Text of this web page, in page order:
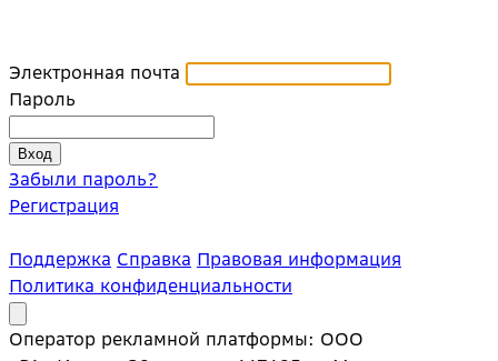
Электронная почта
Пароль
Забыли пароль?
Регистрация
Поддержка Справка Правовая информация
Политика конфиденциальности
Оператор рекламной платформы: ООО